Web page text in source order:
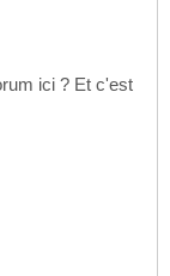
ici ? Et c'est